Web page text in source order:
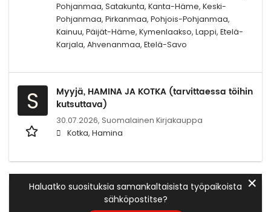
Pohjanmaa, Satakunta, Kanta-Häme, Keski-
Pohjanmaa, Pirkanmaa, Pohjois-Pohjanmaa,
Kainuu, Päijät-Häme, Kymenlaakso, Lappi, Etelä-
Karjala, Ahvenanmaa, Etelä-Savo
S
Myyjä, HAMINA JA KOTKA (tarvittaessa töihin
kutsuttava)
30.07.2026, Suomalainen Kirjakauppa
Kotka, Hamina
Haluatko suosituksia samankaltaisista työpaikoista
sähköpostitse?
✕